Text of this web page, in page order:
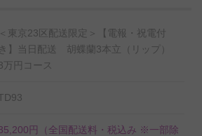
、上場祝い、当選祝いなど、重要な
として、当店が推奨するサイズの胡
に困難なサイズとなっており、当社
＜東京23区配送限定＞【電報・祝電付
き】当日配送 胡蝶蘭3本立（リップ）
万円コース
円
（全国配送料・税込み ※一部除